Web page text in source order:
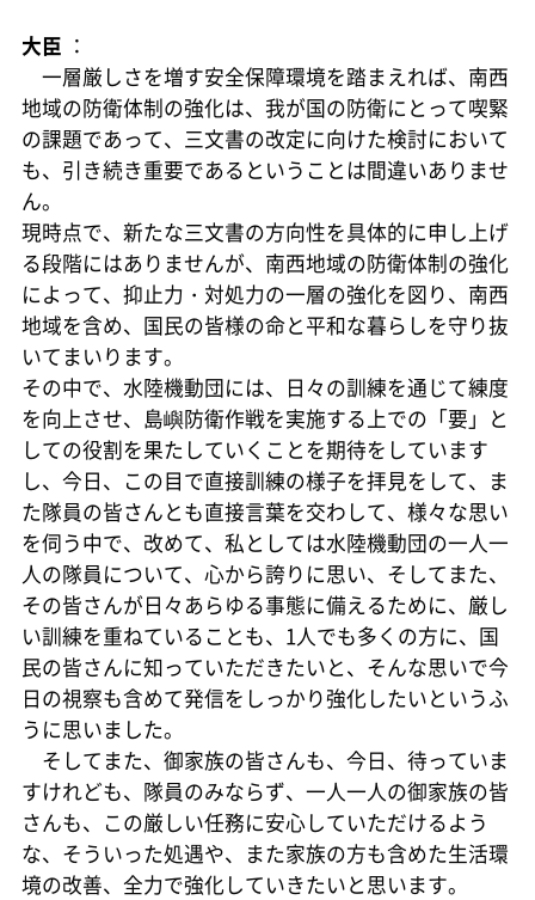
大臣 ：
一層厳しさを増す安全保障環境を踏まえれば、南西
地域の防衛体制の強化は、我が国の防衛にとって喫緊
の課題であって、三文書の改定に向けた検討において
も、引き続き重要であるということは間違いありませ
ん。
現時点で、新たな三文書の方向性を具体的に申し上げ
る段階にはありませんが、南西地域の防衛体制の強化
によって、抑止力・対処力の一層の強化を図り、南西
地域を含め、国民の皆様の命と平和な暮らしを守り抜
いてまいります。
その中で、水陸機動団には、日々の訓練を通じて練度
を向上させ、島嶼防衛作戦を実施する上での「要」と
しての役割を果たしていくことを期待をしています
し、今日、この目で直接訓練の様子を拝見をして、ま
た隊員の皆さんとも直接言葉を交わして、様々な思い
を伺う中で、改めて、私としては水陸機動団の一人一
人の隊員について、心から誇りに思い、そしてまた、
その皆さんが日々あらゆる事態に備えるために、厳し
い訓練を重ねていることも、1人でも多くの方に、国
民の皆さんに知っていただきたいと、そんな思いで今
日の視察も含めて発信をしっかり強化したいというふ
うに思いました。
そしてまた、御家族の皆さんも、今日、待っていま
すけれども、隊員のみならず、一人一人の御家族の皆
さんも、この厳しい任務に安心していただけるよう
な、そういった処遇や、また家族の方も含めた生活環
境の改善、全力で強化していきたいと思います。